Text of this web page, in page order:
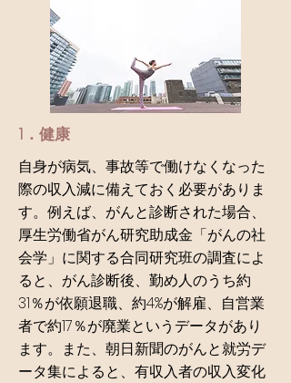
1．健康
自身が病気、事故等で働けなくなった
際の収入減に備えておく必要がありま
す。例えば、がんと診断された場合、
厚生労働省がん研究助成金「がんの社
会学」に関する合同研究班の調査によ
ると、がん診断後、勤め人のうち約
31％が依願退職、約4%が解雇、自営業
者で約17％が廃業というデータがあり
ます。また、朝日新聞のがんと就労デ
ータ集によると、有収入者の収入変化